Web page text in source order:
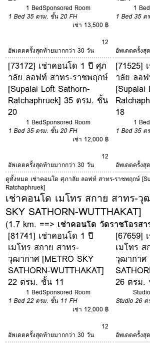
1 BedSponsored Room
1 Bed 35 ตรม. ชั้น 20 FH
เช่า 13,500 ฿
12
อัพเดตครั้งสุดท้ายมากกว่า 30 วัน
1 Bed
1 Bed 35 ต
อัพเดตครั้ง
[73172] เช่าคอนโด 1 ปี ศุภ
าลัย ลอฟท์ สาทร-ราชพฤกษ์
[Supalai Loft Sathorn-
Ratchaphruek] 35 ตรม. ชั้น
20
1 BedSponsored Room
1 Bed 35 ตรม. ชั้น 20 FH
เช่า 12,000 ฿
12
อัพเดตครั้งสุดท้ายมากกว่า 30 วัน
[71525]
าลัย ลอ
[Supalai
18
1 Bed
1 Bed 35 ต
อัพเดตครั้ง
ดูทั้งหมด เช่าคอนโด ศุภาลัย ลอฟท์ สาทร-ราชพฤกษ์
Ratchaphruek]
เช่าคอนโด เมโทร สกาย สาทร-วุ
SKY SATHORN-WUTTHAKAT]
(1.7 km. ==> เช่าคอนโด วัดราชโอรส
[81741] เช่าคอนโด 1 ปี
เมโทร สกาย สาทร-
วุฒากาศ [METRO SKY
SATHORN-WUTTHAKAT]
22 ตรม. ชั้น 11
1 BedSponsored Room
1 Bed 22 ตรม. ชั้น 11 FH
เช่า 12,000 ฿
12
อัพเดตครั้งสุดท้ายมากกว่า 30 วัน
[67659]
เมโทร
วุฒากาศ
26 ตรม.
Studio
Studio 26 ต
อัพเดตครั้ง